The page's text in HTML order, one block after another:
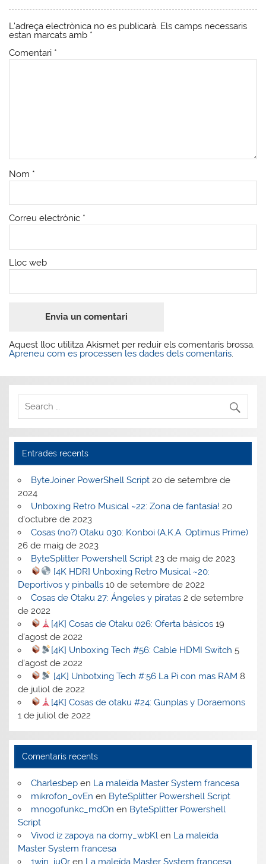
L'adreça electrònica no es publicarà. Els camps necessaris
estan marcats amb *
Comentari *
Nom *
Correu electrònic *
Lloc web
Aquest lloc utilitza Akismet per reduir els comentaris brossa.
Apreneu com es processen les dades dels comentaris.
Entrades recents
ByteJoiner PowerShell Script 20 de setembre de
2024
Unboxing Retro Musical ~22: Zona de fantasía! 20
d'octubre de 2023
Cosas (no?) Otaku 030: Konboi (A.K.A. Optimus Prime)
26 de maig de 2023
ByteSplitter Powershell Script 23 de maig de 2023
[4K HDR] Unboxing Retro Musical ~20:
Deportivos y pinballs 10 de setembre de 2022
Cosas de Otaku 27: Ángeles y piratas 2 de setembre
de 2022
[4K] Cosas de Otaku 026: Oferta básicos 19
d'agost de 2022
[4K] Unboxing Tech #56: Cable HDMI Switch 5
d'agost de 2022
[4K] Unbotxing Tech #:56 La Pi con mas RAM 8
de juliol de 2022
[4K] Cosas de otaku #24: Gunplas y Doraemons
1 de juliol de 2022
Comentaris recents
Charlesbepen La maleïda Master System francesa
mikrofon_ovEn en ByteSplitter Powershell Script
mnogofunkc_mdOn en ByteSplitter Powershell
Script
Vivod iz zapoya na domy_wbKlen La maleïda
Master System francesa
1win_iuOren La maleïda Master System francesa